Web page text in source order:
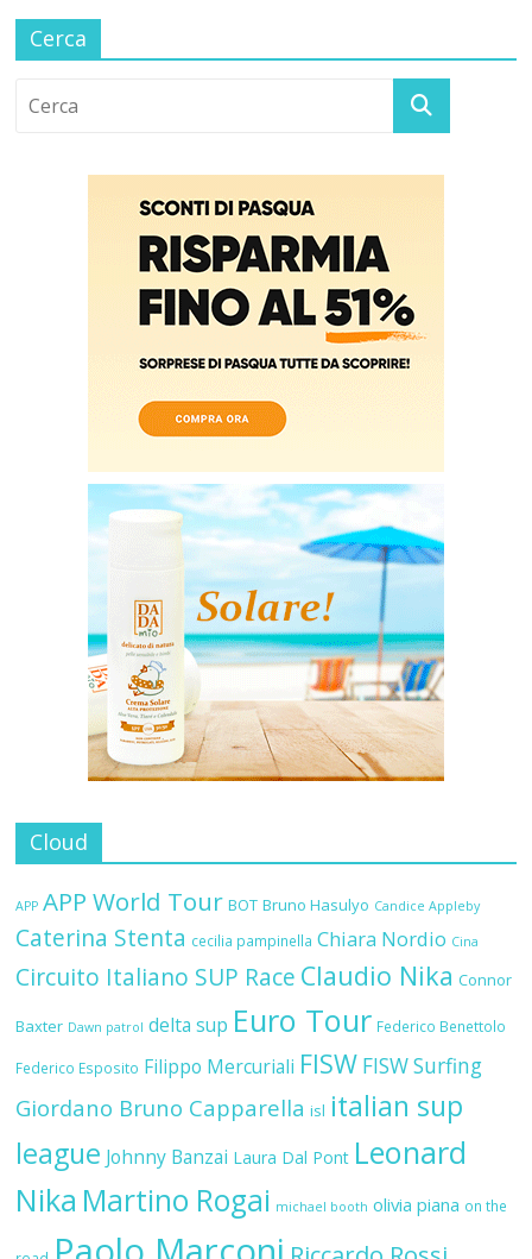
Cerca
Cloud
APP APP World Tour BOT Bruno Hasulyo Candice Appleby
Caterina Stenta cecilia pampinella Chiara Nordio Cina
Circuito Italiano SUP Race Claudio Nika Connor
Baxter Dawn patrol delta sup Euro Tour Federico Benettolo
Federico Esposito Filippo Mercuriali FISW FISW Surfing
Giordano Bruno Capparella isl italian sup
league Johnny Banzai Laura Dal Pont Leonard
Nika Martino Rogai michael booth olivia piana on the